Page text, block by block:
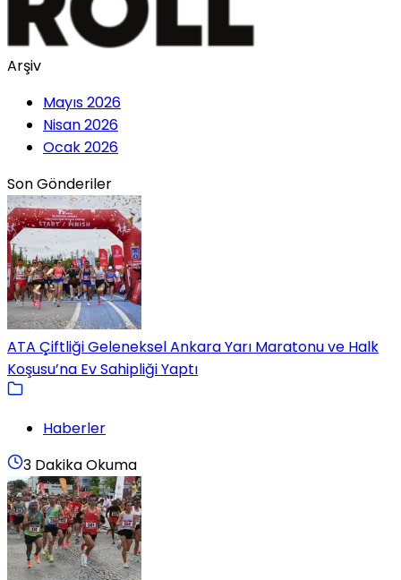
Arşiv
Mayıs 2026
Nisan 2026
Ocak 2026
Son Gönderiler
ATA Çiftliği Geleneksel Ankara Yarı Maratonu ve Halk
Koşusu’na Ev Sahipliği Yaptı
Haberler
3 Dakika Okuma